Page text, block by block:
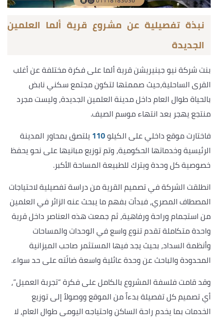
نبذة تفصيلية عن مشروع قرية ألما العلمين
الجديدة
بنت شركة نيو جينيريشن قرية ألما على فكرة مختلفة عن أغلب
القرى الساحلية،حيث صممتها لتكون مجتمع سكني نابض
بالحياة طوال العام داخل مدينة العلمين الجديدة، وليست مجرد
منتجع يهجر بعد انتهاء موسم الصيف.
فاختارت موقع داخلي على الكيلو110 يلتصق بمحاور المدينة
الرئيسية وخدماتها الحكومية، وتم توزيع مبانيها على نحو يحفظ
خصوصية كل وحدة ويترك للطبيعة المساحة الأكبر.
انطلقت الشركة في تصميم القرية من دراسة تفصيلية لاحتياجات
المصطاف المصري، فبدأت بفهم ما يبحث عنه الزائر في العلمين
من استجمام وراحة ورفاهية، ثم جمعت هذه العناصر داخل قرية
واحدة متكاملة تقدم تنوع واسع في الوحدات والمساحات
وأنظمة السداد، بحيث يجد فيها المستثمر صاحب الميزانية
المحدودة والباحث عن وحدة عائلية واسعة ضالّته على حد سواء.
وقد قامت فلسفة المشروع بالكامل على فكرة “تجربة العميل”،
أي تصميم كل تفصيلة بدءاً من الموقع ووصولاً إلى توزيع
الخدمات بما يخدم راحة الساكن واحتياجه اليومي طوال العام، لا